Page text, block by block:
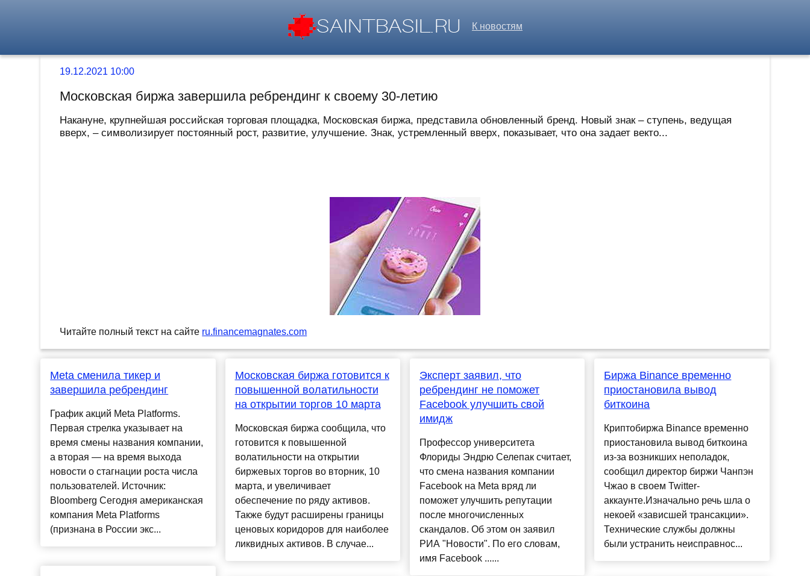
К новостям
19.12.2021 10:00
Московская биржа завершила ребрендинг к своему 30-летию
Накануне, крупнейшая российская торговая площадка, Московская биржа, представила обновленный бренд. Новый знак – ступень, ведущая
вверх, – символизирует постоянный рост, развитие, улучшение. Знак, устремленный вверх, показывает, что она задает векто...
Читайте полный текст на сайте ru.financemagnates.com
Meta сменила тикер и
завершила ребрендинг
График акций Meta Platforms.
Первая стрелка указывает на
время смены названия компании,
а вторая — на время выхода
новости о стагнации роста числа
пользователей. Источник:
Bloomberg Сегодня американская
компания Meta Platforms
(признана в России экс...
Московская биржа готовится к
повышенной волатильности
на открытии торгов 10 марта
Московская биржа сообщила, что
готовится к повышенной
волатильности на открытии
биржевых торгов во вторник, 10
марта, и увеличивает
обеспечение по ряду активов.
Также будут расширены границы
ценовых коридоров для наиболее
ликвидных активов. В случае...
Эксперт заявил, что
ребрендинг не поможет
Facebook улучшить свой
имидж
Профессор университета
Флориды Эндрю Селепак считает,
что смена названия компании
Facebook на Meta вряд ли
поможет улучшить репутации
после многочисленных
скандалов. Об этом он заявил
РИА "Новости". По его словам,
имя Facebook ......
Биржа Binance временно
приостановила вывод
биткоина
Криптобиржа Binance временно
приостановила вывод биткоина
из-за возникших неполадок,
сообщил директор биржи Чанпэн
Чжао в своем Twitter-
аккаунте.Изначально речь шла о
некоей «зависшей трансакции».
Технические службы должны
были устранить неисправнос...